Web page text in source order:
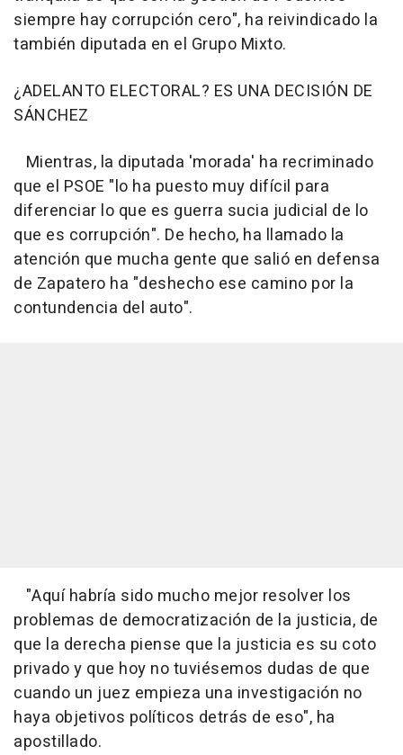
siempre hay corrupción cero", ha reivindicado la
también diputada en el Grupo Mixto.
¿ADELANTO ELECTORAL? ES UNA DECISIÓN DE
SÁNCHEZ
Mientras, la diputada 'morada' ha recriminado
que el PSOE "lo ha puesto muy difícil para
diferenciar lo que es guerra sucia judicial de lo
que es corrupción". De hecho, ha llamado la
atención que mucha gente que salió en defensa
de Zapatero ha "deshecho ese camino por la
contundencia del auto".
"Aquí habría sido mucho mejor resolver los
problemas de democratización de la justicia, de
que la derecha piense que la justicia es su coto
privado y que hoy no tuviésemos dudas de que
cuando un juez empieza una investigación no
haya objetivos políticos detrás de eso", ha
apostillado.